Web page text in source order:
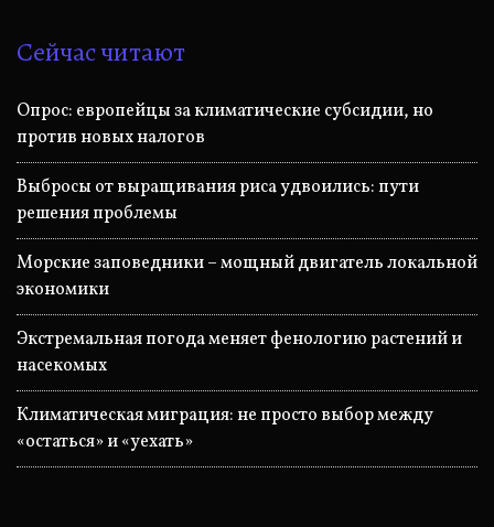
Сейчас читают
Опрос: европейцы за климатические субсидии, но
против новых налогов
Выбросы от выращивания риса удвоились: пути
решения проблемы
Морские заповедники – мощный двигатель локальной
экономики
Экстремальная погода меняет фенологию растений и
насекомых
Климатическая миграция: не просто выбор между
«остаться» и «уехать»